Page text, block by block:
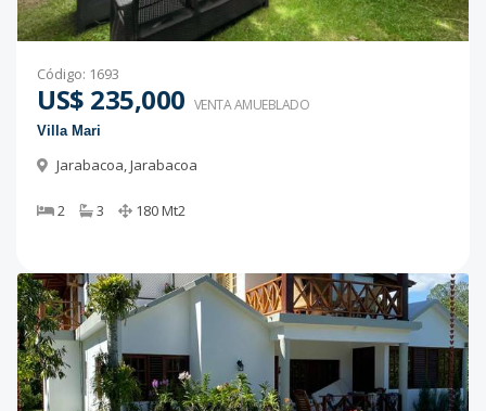
Código: 1693
US$ 235,000 VENTA AMUEBLADO
Villa Mari
Jarabacoa,Jarabacoa
2 3 180Mt2